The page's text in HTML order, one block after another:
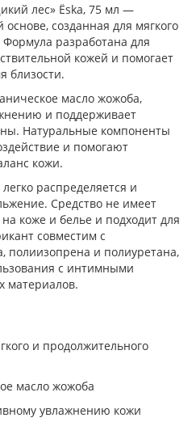
лес» Ёska, 75 мл —
созданная для мягкого
разработана для
кожей и помогает
близости.
масло жожоба,
и поддерживает
Натуральные компоненты
и помогают
кожи.
распределяется и
Средство не имеет
коже и белье и подходит для
совместим с
полиизопрена и полиуретана,
с интимными
материалов.
и продолжительного
масло жожоба
увлажнению кожи